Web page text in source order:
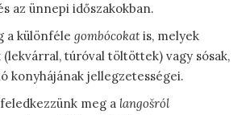
az ünnepi időszakokban.
a különféle gombócokatis, melyek
túróval töltöttek) vagy sósak,
konyhájának jellegzetességei.
meg a langošról